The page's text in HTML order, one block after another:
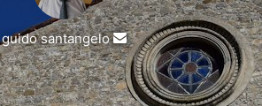
guido santangelo
Invia
un'email